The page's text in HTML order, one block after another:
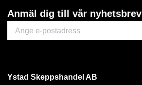
Anmäl dig till vår nyhetsbrev
Ystad Skeppshandel AB